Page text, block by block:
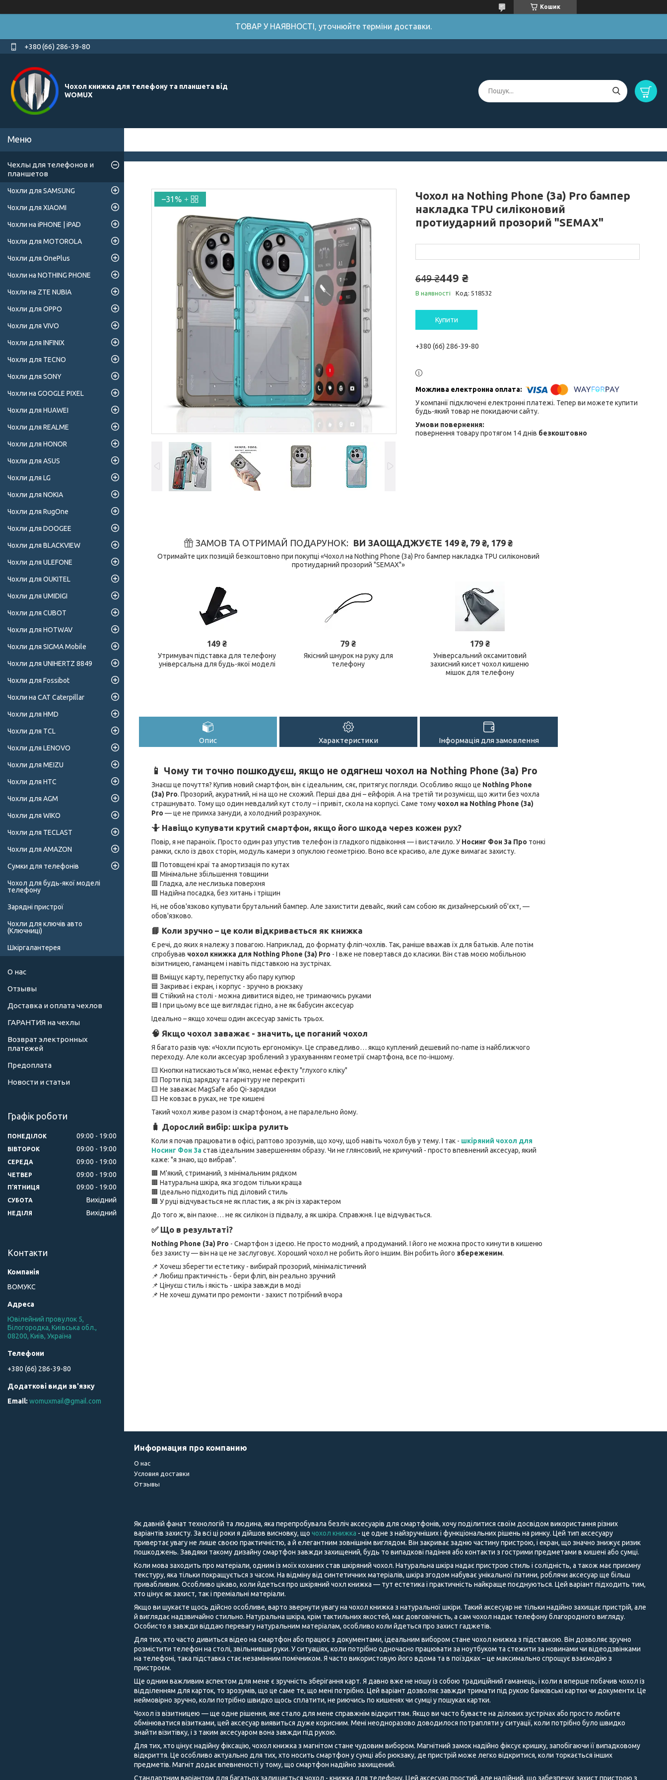
Кошик
ТОВАР У НАЯВНОСТІ, уточнюйте терміни доставки.
+380 (66) 286-39-80
Чохол книжка для телефону та планшета від
WOMUX
–31%
Чохол на Nothing Phone (3a) Pro бампер
накладка TPU силіконовий
протиударний прозорий "SEMAX"
649 ₴449 ₴
В наявності Код: 518532
Купити
+380 (66) 286-39-80
У компанії підключені електронні платежі. Тепер ви можете купити
будь-який товар не покидаючи сайту.
повернення товару протягом 14 днів безкоштовно
ЗАМОВ ТА ОТРИМАЙ ПОДАРУНОК ВИ ЗАОЩАДЖУЄТЕ 149 ₴, 79 ₴, 179 ₴
Отримайте цих позицій безкоштовно при покупці «Чохол на Nothing Phone (3a) Pro бампер накладка TPU силіконовий
протиударний прозорий "SEMAX"»
149 ₴
Утримувач підставка для телефону
універсальна для будь-якої моделі
79 ₴
Якісний шнурок на руку для
телефону
179 ₴
Універсальний оксамитовий
захисний кисет чохол кишеню
мішок для телефону
Опис Характеристики Інформація для замовлення
📱 Чому ти точно пошкодуєш, якщо не одягнеш чохол на Nothing Phone (3a) Pro
Знаєш це почуття? Купив новий смартфон, він є ідеальним, сяє, притягує погляди. Особливо якщо це Nothing Phone
(3a) Pro. Прозорий, акуратний, ні на що не схожий. Перші два дні – ейфорія. А на третій ти розумієш, що жити без чохла
страшнувато. Тому що один невдалий кут столу – і привіт, скола на корпусі. Саме тому чохол на Nothing Phone (3a)
Pro — це не примха зануди, а холодний розрахунок.
🤷 Навіщо купувати крутий смартфон, якщо його шкода через кожен рух?
Повір, я не параноїк. Просто один раз упустив телефон із гладкого підвіконня — і вистачило. У Носинг Фон 3а Про тонкі
рамки, скло із двох сторін, модуль камери з опуклою геометрією. Воно все красиво, але дуже вимагає захисту.
🟥 Потовщені краї та амортизація по кутах
🟥 Мінімальне збільшення товщини
🟥 Гладка, але неслизька поверхня
🟥 Надійна посадка, без хитань і тріщин
Ні, не обов'язково купувати брутальний бампер. Але захистити девайс, який сам собою як дизайнерський об'єкт, —
обов'язково.
📘 Коли зручно – це коли відкривається як книжка
Є речі, до яких я належу з повагою. Наприклад, до формату фліп-чохлів. Так, раніше вважав їх для батьків. Але потім
спробував чохол книжка для Nothing Phone (3a) Pro - І вже не повертався до класики. Він став моєю мобільною
візитницею, гаманцем і навіть підставкою на зустрічах.
🟦 Вміщує карту, перепустку або пару купюр
🟦 Закриває і екран, і корпус - зручно в рюкзаку
🟦 Стійкий на столі - можна дивитися відео, не тримаючись руками
🟦 І при цьому все ще виглядає гідно, а не як бабусин аксесуар
Ідеально – якщо хочеш один аксесуар замість трьох.
🧠 Якщо чохол заважає - значить, це поганий чохол
Я багато разів чув: «Чохли псують ергономіку». Це справедливо… якщо куплений дешевий no-name із найближчого
переходу. Але коли аксесуар зроблений з урахуванням геометрії смартфона, все по-іншому.
🟨 Кнопки натискаються м'яко, немає ефекту "глухого кліку"
🟨 Порти під зарядку та гарнітуру не перекриті
🟨 Не заважає MagSafe або Qi-зарядки
🟨 Не ковзає в руках, не тре кишені
Такий чохол живе разом із смартфоном, а не паралельно йому.
🧳 Дорослий вибір: шкіра рулить
Коли я почав працювати в офісі, раптово зрозумів, що хочу, щоб навіть чохол був у тему. І так - шкіряний чохол для
Носинг Фон 3астав ідеальним завершенням образу. Чи не глянсовий, не кричучий - просто впевнений аксесуар, який
каже: "я знаю, що вибрав".
🟫 М'який, стриманий, з мінімальним рядком
🟫 Натуральна шкіра, яка згодом тільки краща
🟫 Ідеально підходить під діловий стиль
🟫 У руці відчувається не як пластик, а як річ із характером
До того ж, він пахне… не як силікон із підвалу, а як шкіра. Справжня. І це відчувається.
✅ Що в результаті?
Nothing Phone (3a) Pro - Смартфон з ідеєю. Не просто модний, а продуманий. І його не можна просто кинути в кишеню
без захисту — він на це не заслуговує. Хороший чохол не робить його іншим. Він робить його збереженим.
📌 Хочеш зберегти естетику - вибирай прозорий, мінімалістичний
📌 Любиш практичність - бери фліп, він реально зручний
📌 Цінуєш стиль і якість - шкіра завжди в моді
📌 Не хочеш думати про ремонти - захист потрібний вчора
Чехлы для телефонов и
планшетов
Чохли для SAMSUNG
Чохли для XIAOMI
Чохли на iPHONE | iPAD
Чохли для MOTOROLA
Чохли для OnePlus
Чохли на NOTHING PHONE
Чохли на ZTE NUBIA
Чохли для OPPO
Чохли для VIVO
Чохли для INFINIX
Чохли для TECNO
Чохли для SONY
Чохли на GOOGLE PIXEL
Чохли для HUAWEI
Чохли для REALME
Чохли для HONOR
Чохли для ASUS
Чохли для LG
Чохли для NOKIA
Чохли для RugOne
Чохли для DOOGEE
Чохли для BLACKVIEW
Чохли для ULEFONE
Чохли для OUKITEL
Чохли для UMIDIGI
Чохли для CUBOT
Чохли для HOTWAV
Чохли для SIGMA Mobile
Чохли для UNIHERTZ 8849
Чохли для Fossibot
Чохли на CAT Caterpillar
Чохли для HMD
Чохли для TCL
Чохли для LENOVO
Чохли для MEIZU
Чохли для HTC
Чохли для AGM
Чохли для WIKO
Чохли для TECLAST
Чохли для AMAZON
Сумки для телефонів
Чохол для будь-якої моделі
телефону
Зарядні пристрої
Чохли для ключів авто
(Ключниці)
Шкіргалантерея
О нас
Отзывы
Доставка и оплата чехлов
ГАРАНТИЯ на чехлы
Возврат электронных
платежей
Предоплата
Новости и статьи
Графік роботи
ПОНЕДІЛОК 09:00 19:00
ВІВТОРОК 09:00 19:00
СЕРЕДА 09:00 19:00
ЧЕТВЕР 09:00 19:00
ПʼЯТНИЦЯ 09:00 19:00
СУБОТА Вихідний
НЕДІЛЯ Вихідний
Контакти
ВОМУКС
Ювілейний провулок 5,
Білогородка, Київська обл.,
08200, Київ, Україна
+380 (66) 286-39-80
womuxmail@gmail.com
Информация про компанию
О нас
Условия доставки
Отзывы
Як давній фанат технологій та людина, яка перепробувала безліч аксесуарів для смартфонів, хочу поділитися своїм досвідом використання різних
варіантів захисту. За всі ці роки я дійшов висновку, що чохол книжка - це одне з найзручніших і функціональних рішень на ринку. Цей тип аксесуару
привертає увагу не лише своєю практичністю, а й елегантним зовнішнім виглядом. Він закриває задню частину пристрою, і екран, що значно знижує ризик
пошкоджень. Завдяки такому дизайну смартфон завжди захищений, будь то випадкові падіння або контакти з гострими предметами в кишені або сумці.
Коли мова заходить про матеріали, одним із моїх коханих став шкіряний чохол. Натуральна шкіра надає пристрою стиль і солідність, а також має приємну
текстуру, яка тільки покращується з часом. На відміну від синтетичних матеріалів, шкіра згодом набуває унікальної патини, роблячи аксесуар ще більш
привабливим. Особливо цікаво, коли йдеться про шкіряний чохл книжка — тут естетика і практичність найкраще поєднуються. Цей варіант підходить тим,
хто цінує як захист, так і преміальні матеріали.
Якщо ви шукаєте щось дійсно особливе, варто звернути увагу на чохол книжка з натуральної шкіри. Такий аксесуар не тільки надійно захищає пристрій, але
й виглядає надзвичайно стильно. Натуральна шкіра, крім тактильних якостей, має довговічність, а сам чохол надає телефону благородного вигляду.
Особисто я завжди віддаю перевагу натуральним матеріалам, особливо коли йдеться про захист гаджетів.
Для тих, хто часто дивиться відео на смартфон або працює з документами, ідеальним вибором стане чохол книжка з підставкою. Він дозволяє зручно
розмістити телефон на столі, звільнивши руки. У ситуаціях, коли потрібно одночасно працювати за ноутбуком та стежити за новинами чи відеодзвінками
на телефоні, така підставка стає незамінним помічником. Я часто використовую його вдома та в поїздках – це максимально спрощує взаємодію з
пристроєм.
Ще одним важливим аспектом для мене є зручність зберігання карт. Я давно вже не ношу із собою традиційний гаманець, і коли я вперше побачив чохол із
відділенням для карток, то зрозумів, що це саме те, що мені потрібно. Цей варіант дозволяє завжди тримати під рукою банківські картки чи документи. Це
неймовірно зручно, коли потрібно швидко щось сплатити, не риючись по кишенях чи сумці у пошуках картки.
Чохол із візитницею — ще одне рішення, яке стало для мене справжнім відкриттям. Якщо ви часто буваєте на ділових зустрічах або просто любите
обмінюватися візитками, цей аксесуар виявиться дуже корисним. Мені неодноразово доводилося потрапляти у ситуації, коли потрібно було швидко
знайти візитівку, і з таким аксесуаром вона завжди під рукою.
Для тих, хто цінує надійну фіксацію, чохол книжка з магнітом стане чудовим вибором. Магнітний замок надійно фіксує кришку, запобігаючи її випадковому
відкриття. Це особливо актуально для тих, хто носить смартфон у сумці або рюкзаку, де пристрій може легко відкритися, коли торкається інших
предметів. Магніт додає впевненості у тому, що смартфон надійно захищений.
Стандартним варіантом для багатьох залишається чохол - книжка для телефону. Цей аксесуар простий, але надійний, що забезпечує захист пристрою з